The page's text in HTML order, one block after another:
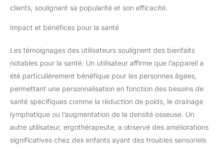
clients, soulignant sa popularité et son efficacité.
Impact et bénéfices pour la santé
Les témoignages des utilisateurs soulignent des bienfaits
notables pour la santé. Un utilisateur affirme que l’appareil a
été particulièrement bénéfique pour les personnes âgées,
permettant une personnalisation en fonction des besoins de
santé spécifiques comme la réduction de poids, le drainage
lymphatique ou l’augmentation de la densité osseuse. Un
autre utilisateur, ergothérapeute, a observé des améliorations
significatives chez des enfants ayant des troubles sensoriels